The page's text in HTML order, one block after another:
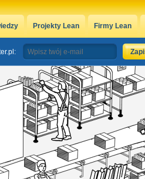
Projekty Lean Firmy Lean